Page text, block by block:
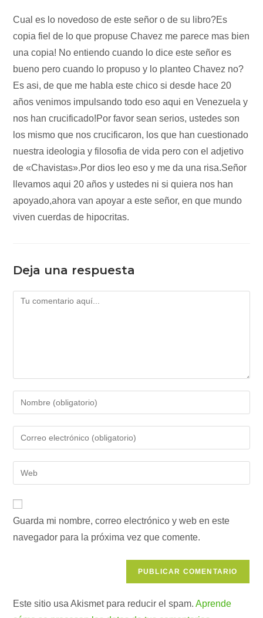
Cual es lo novedoso de este señor o de su libro?Es
copia fiel de lo que propuse Chavez me parece mas bien
una copia! No entiendo cuando lo dice este señor es
bueno pero cuando lo propuso y lo planteo Chavez no?
Es asi, de que me habla este chico si desde hace 20
años venimos impulsando todo eso aqui en Venezuela y
nos han crucificado!Por favor sean serios, ustedes son
los mismo que nos crucificaron, los que han cuestionado
nuestra ideologia y filosofia de vida pero con el adjetivo
de «Chavistas».Por dios leo eso y me da una risa.Señor
llevamos aqui 20 años y ustedes ni si quiera nos han
apoyado,ahora van apoyar a este señor, en que mundo
viven cuerdas de hipocritas.
Deja una respuesta
Comentario
tu
nombre
de
usuario
para
tu
dirección
de
para
comentar
la
de
tu
web
Guarda mi nombre, correo electrónico y web en este
navegador para la próxima vez que comente.
Este sitio usa Akismet para reducir el spam.Aprende